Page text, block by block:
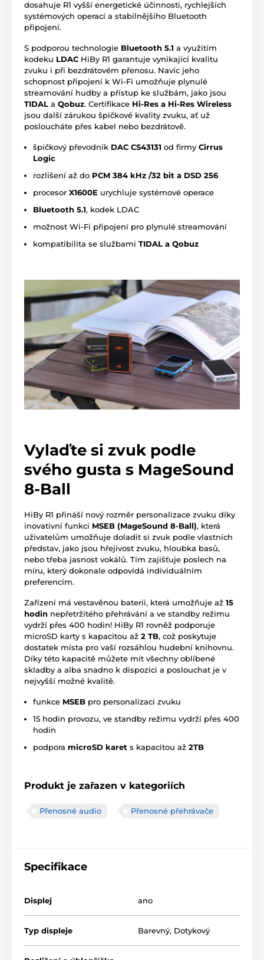
dosahuje R1 vyšší energetické účinnosti, rychlejších
systémových operací a stabilnějšího Bluetooth
připojení.
S podporou technologie Bluetooth 5.1 a využitím
kodeku LDAC HiBy R1 garantuje vynikající kvalitu
zvuku i při bezdrátovém přenosu. Navíc jeho
schopnost připojení k Wi-Fi umožňuje plynulé
streamování hudby a přístup ke službám, jako jsou
TIDAL a Qobuz. Certifikace Hi-Res a Hi-Res Wireless
jsou další zárukou špičkové kvality zvuku, ať už
posloucháte přes kabel nebo bezdrátově.
špičkový převodník DAC CS43131 od firmy Cirrus
Logic
rozlišení až do PCM 384 kHz /32 bit a DSD 256
procesor X1600E urychluje systémové operace
Bluetooth 5.1, kodek LDAC
možnost Wi-Fi připojení pro plynulé streamování
kompatibilita se službami TIDAL a Qobuz
Vylaďte si zvuk podle
svého gusta s MageSound
8-Ball
HiBy R1 přináší nový rozměr personalizace zvuku díky
inovativní funkci MSEB (MageSound 8-Ball), která
uživatelům umožňuje doladit si zvuk podle vlastních
představ, jako jsou hřejivost zvuku, hloubka basů,
nebo třeba jasnost vokálů. Tím zajišťuje poslech na
míru, který dokonale odpovídá individuálním
preferencím.
Zařízení má vestavěnou baterii, která umožňuje až 15
hodin nepřetržitého přehrávání a ve standby režimu
vydrží přes 400 hodin! HiBy R1 rovněž podporuje
microSD karty s kapacitou až 2 TB, což poskytuje
dostatek místa pro vaší rozsáhlou hudební knihovnu.
Díky této kapacitě můžete mít všechny oblíbené
skladby a alba snadno k dispozici a poslouchat je v
nejvyšší možné kvalitě.
funkce MSEB pro personalizaci zvuku
15 hodin provozu, ve standby režimu vydrží přes 400
hodin
podpora microSD karet s kapacitou až 2TB
Produkt je zařazen v kategoriích
Přenosné audio Přenosné přehrávače
Specifikace
Displej ano
Typ displeje Barevný, Dotykový